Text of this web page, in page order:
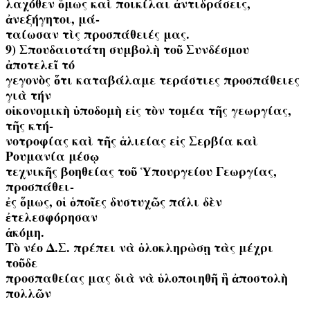
ἀνεξήγητοι, μά-
ταίωσαν τὶς προσπάθειές μας.
9) Σπουδαιοτάτη συμβολὴ τοῦ Συνδέσμου
ἀποτελεῖ τό
γεγονὸς ὅτι καταβάλαμε τεράστιες προσπάθειες
γιὰ τήν
οἰκονομικὴ ὑποδομὴ εἰς τὸν τομέα τῆς γεωργίας,
τῆς κτή-
νοτροφίας καὶ τῆς ἁλιείας εἰς Σερβία καὶ
Ρουμανία μέσῳ
τεχνικῆς βοηθείας τοῦ Ὑπουργείου Γεωργίας,
προσπάθει-
ἐς ὅμως, οἱ ὁποῖες δυστυχῶς πάλι δὲν
ἐτελεσφόρησαν
ἀκόμη.
Τὸ νέο Δ.Σ. πρέπει νὰ ὁλοκληρὼσῃ τὰς μέχρι
τοῦδε
προσπαθείας μας διὰ νὰ ὑλοποιηθῆ ἣ ἀποστολὴ
πολλῶν